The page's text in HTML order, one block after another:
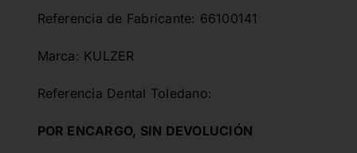
Referencia de Fabricante: 66100141
Marca: KULZER
Referencia Dental Toledano:
POR ENCARGO, SIN DEVOLUCIÓN